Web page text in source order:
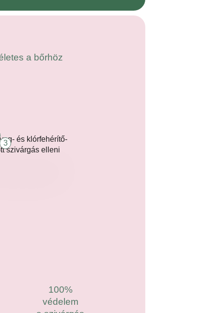
3
a bőrhöz
100%
védelem